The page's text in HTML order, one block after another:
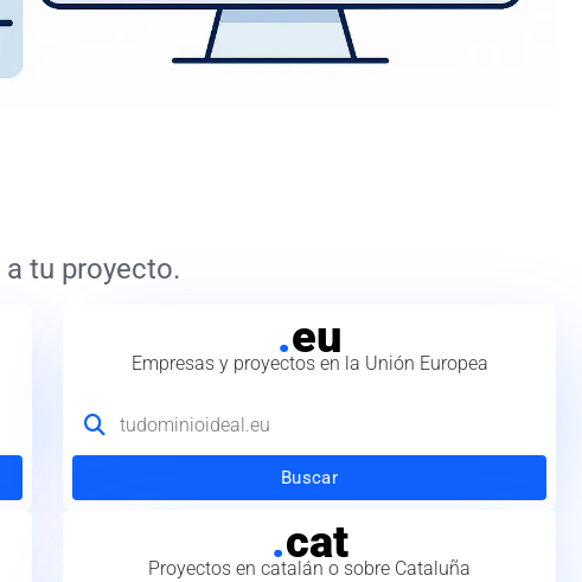
tu proyecto.
.eu
Empresas y proyectos en la Unión Europea
Buscar
.cat
Proyectos en catalán o sobre Cataluña